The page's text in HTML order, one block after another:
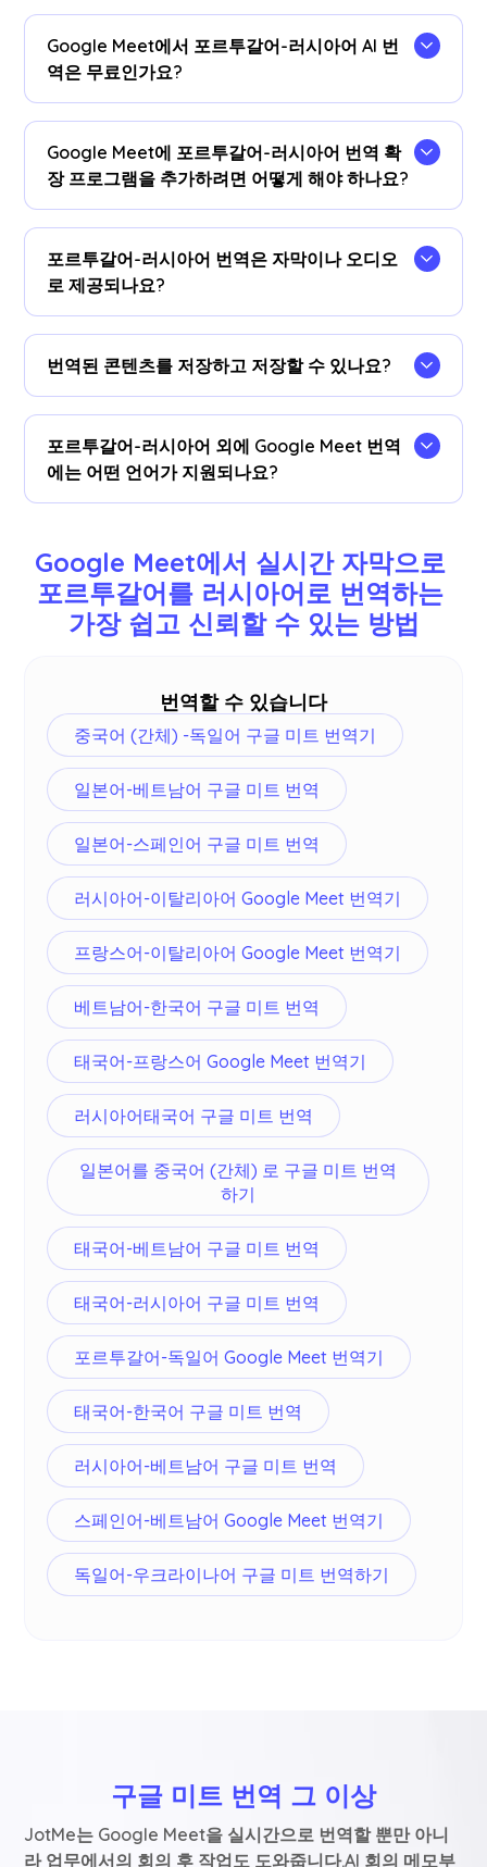
Google Meet에서 포르투갈어-러시아어 AI 번
역은 무료인가요?
많은 번역 시간을 할애할 수 있습니다.
Google Meet에 포르투갈어-러시아어 번역 확
장 프로그램을 추가하려면 어떻게 해야 하나요?
본 설정을 지정하고, Google Meet에서 실시간 포르
투갈어-러시아어 AI 번역을 즉시 이용할 수 있습니
다.
포르투갈어-러시아어 번역은 자막이나 오디오
로 제공되나요?
오디오 번역 옵션이 필요한 경우 당사에 문의하십시
오.
번역된 콘텐츠를 저장하고 저장할 수 있나요?
니다계기반 .또한 회의가 끝난 후 대시 보드의 즐겨
사용하는 문서 도구에 대화 내용 및 번역본을 복사
하여 붙여 넣을 수 있습니다.
포르투갈어-러시아어 외에 Google Meet 번역
에는 어떤 언어가 지원되나요?
스페인어, 포르투갈어, 프랑스어, 독일어, 스웨덴어,
핀란드어, 아랍어, 힌디어, 우르두어, 터키어, 노르웨
이어, 이탈리아어, 버마어, 러시아어, 필리핀어, 스와
Google Meet에서 실시간 자막으로
포르투갈어를 러시아어로 번역하는
가장 쉽고 신뢰할 수 있는 방법
번역할 수 있습니다
중국어 (간체) -독일어 구글 미트 번역기
일본어-베트남어 구글 미트 번역
일본어-스페인어 구글 미트 번역
러시아어-이탈리아어 Google Meet 번역기
프랑스어-이탈리아어 Google Meet 번역기
베트남어-한국어 구글 미트 번역
태국어-프랑스어 Google Meet 번역기
러시아어태국어 구글 미트 번역
일본어를 중국어 (간체) 로 구글 미트 번역
하기
태국어-베트남어 구글 미트 번역
태국어-러시아어 구글 미트 번역
포르투갈어-독일어 Google Meet 번역기
태국어-한국어 구글 미트 번역
러시아어-베트남어 구글 미트 번역
스페인어-베트남어 Google Meet 번역기
독일어-우크라이나어 구글 미트 번역하기
구글 미트 번역 그 이상
JotMe는 Google Meet을 실시간으로 번역할 뿐만 아니
라 업무에서의 회의 후 작업도 도와줍니다.AI 회의 메모부